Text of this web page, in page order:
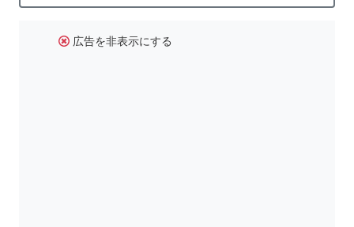
広告を非表示にする